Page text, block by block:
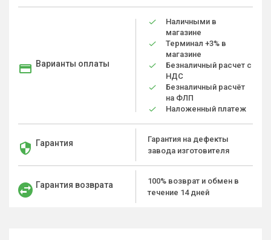
Варианты оплаты
Наличными в
магазине
Терминал +3% в
магазине
Безналичный расчет с
НДС
Безналичный расчёт
на ФЛП
Наложенный платеж
Гарантия
Гарантия на дефекты
завода изготовителя
Гарантия возврата
100% возврат и обмен в
течение 14 дней